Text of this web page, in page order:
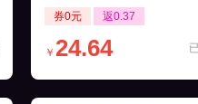
券0元 返0.37
￥ 24.64